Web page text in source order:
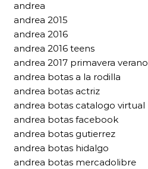
andrea
andrea 2015
andrea 2016
andrea 2016 teens
andrea 2017 primavera verano
andrea botas a la rodilla
andrea botas actriz
andrea botas catalogo virtual
andrea botas facebook
andrea botas gutierrez
andrea botas hidalgo
andrea botas mercadolibre